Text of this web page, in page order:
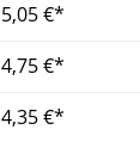
5,05 €*
4,75 €*
4,35 €*